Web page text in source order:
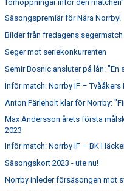
förhoppningar inför den matchen"
Säsongspremiär för Nära Norrby!
Bilder från fredagens segermatch
Seger mot seriekonkurrenten
Semir Bosnic ansluter på lån: "En
Inför match: Norrby IF – Tvååkers
Anton Pärleholt klar för Norrby:
Max Andersson årets första
2023
Inför match: Norrby IF – BK
Säsongskort 2023 - ute nu!
Norrby inleder försäsongen mot